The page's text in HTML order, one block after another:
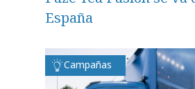
España
Campañas